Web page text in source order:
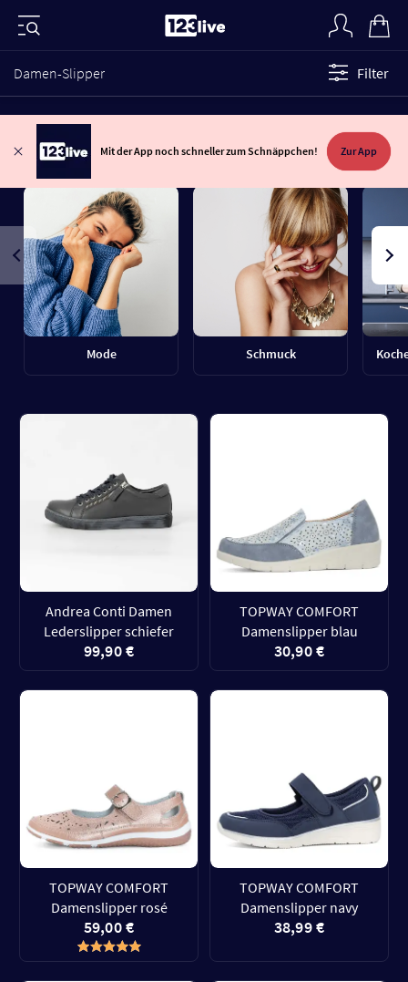
Damen-Slipper Filter
Mit der App noch schneller zum Schnäppchen! Zur App
Mode Schmuck
Andrea Conti Damen
Lederslipper schiefer
99,90 €
TOPWAY COMFORT
Damenslipper blau
30,90 €
TOPWAY COMFORT
Damenslipper rosé
59,00 €
TOPWAY COMFORT
Damenslipper navy
38,99 €